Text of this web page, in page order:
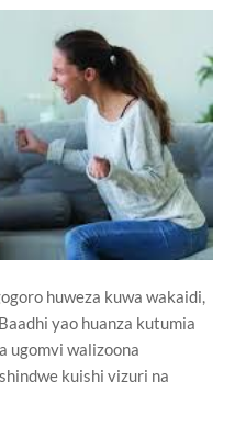
huweza kuwa wakaidi,
yao huanza kutumia
ugomvi walizoona
kuishi vizuri na